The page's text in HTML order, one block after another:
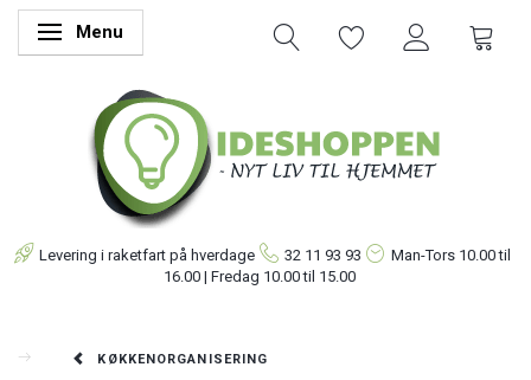
Skifte navigation
Menu
Levering i raketfart på hverdage 32 11 93 93 Man-Tors 10.00 til
16.00 | Fredag 10.00 til 15.00
KØKKENORGANISERING